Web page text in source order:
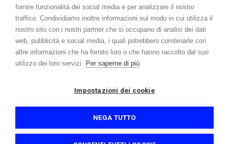
Di più su di noi
www.venerota.it
P. IVA e Cod. Fiscale 01215890136
Registro imprese Lecco REA 174228
Informativa sulla privacy e cookieAccessibilitàCredits
fornire funzionalità dei social media e per analizzare il nostro
traffico. Condividiamo inoltre informazioni sul modo in cui utilizza il
nostro sito con i nostri partner che si occupano di analisi dei dati
web, pubblicità e social media, i quali potrebbero combinarle con
altre informazioni che ha fornito loro o che hanno raccolto dal suo
utilizzo dei loro servizi. Per saperne di più
Impostazioni dei cookie
NEGA TUTTO